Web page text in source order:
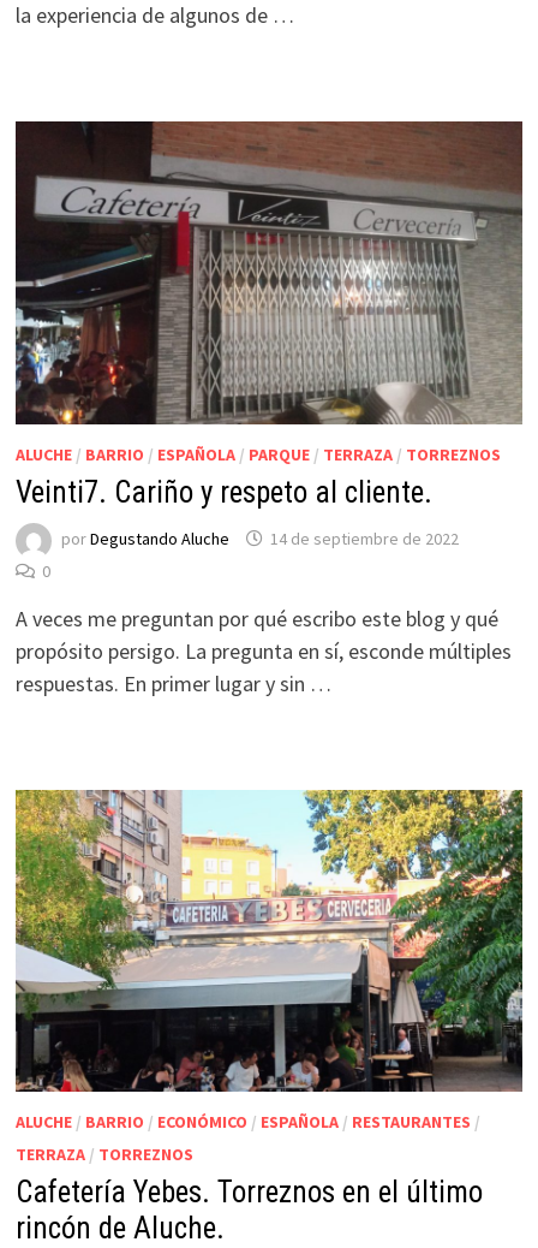
la experiencia de algunos de …
ALUCHE/ BARRIO / ESPAÑOLA/ PARQUE/ TERRAZA/ TORREZNOS
Veinti7. Cariño y respeto al cliente.
porDegustando Aluche
14 de septiembre de 2022
0
A veces me preguntan por qué escribo este blog y qué
propósito persigo. La pregunta en sí, esconde múltiples
respuestas. En primer lugar y sin …
ALUCHE/ BARRIO / ECONÓMICO / ESPAÑOLA/ RESTAURANTES /
TERRAZA/ TORREZNOS
Cafetería Yebes. Torreznos en el último
rincón de Aluche.